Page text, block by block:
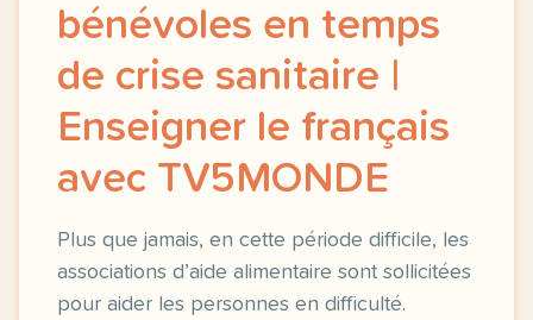
bénévoles en temps
de crise sanitaire |
Enseigner le français
avec TV5MONDE
Plus que jamais, en cette période difficile, les
associations d’aide alimentaire sont sollicitées
pour aider les personnes en difficulté.